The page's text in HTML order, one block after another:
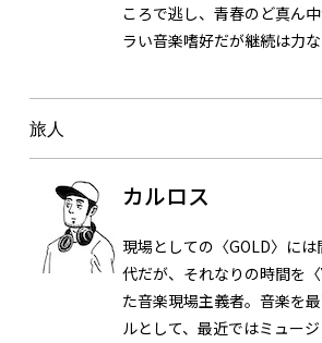
ころで逃し、青春のど真ん
ラい音楽嗜好だが継続は力な
旅人
カルロス
現場としての〈GOLD〉に
代だが、それなりの時間を
た音楽現場主義者。音楽を
ルとして、最近ではミュー